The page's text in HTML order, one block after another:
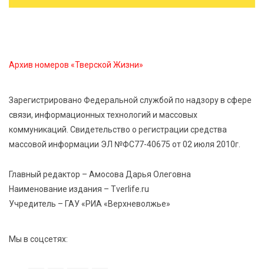
день
7 Авг 2026 23:02 404
В Тверской области стартовала четвертая смена:
инспекторы ГИБДД напомнили школьникам
правила безопасности в автобусах
Архив номеров «Тверской Жизни»
Зарегистрировано Федеральной службой по надзору в сфере
связи, информационных технологий и массовых
коммуникаций. Свидетельство о регистрации средства
массовой информации ЭЛ №ФС77-40675 от 02 июля 2010г.
Главный редактор – Амосова Дарья Олеговна
Наименование издания – Tverlife.ru
Учредитель – ГАУ «РИА «Верхневолжье»
Мы в соцсетях: